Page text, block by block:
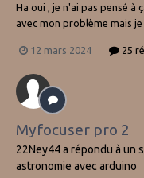
Ha oui , je n'ai pas pensé à
avec mon problème mais
12 mars 2024 25
Myfocuser pro 2
22Ney44a répondu à un
astronomie avec arduino